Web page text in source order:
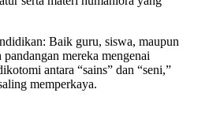
Baik guru, siswa, maupun
mereka mengenai
antara “sains” dan “seni,”
memperkaya.